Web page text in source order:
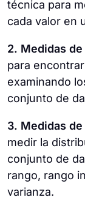
técnica para
cada valor en
2. Medidas
para
examinando
conjunto de
3. Medidas
medir la
conjunto de
rango, rango
varianza.